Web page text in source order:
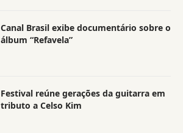
Canal Brasil exibe documentário sobre o
álbum “Refavela”
Festival reúne gerações da guitarra em
tributo a Celso Kim